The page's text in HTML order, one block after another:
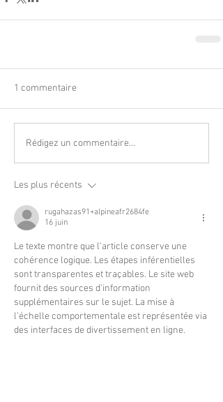
1 commentaire
Rédigez un commentaire...
Les plus récents
rugahazas91+alpineafr2684fe
16 juin
Le texte montre que l'article conserve une
cohérence logique. Les étapes inférentielles
sont transparentes et traçables. Le site web
fournit des sources d'information
supplémentaires sur le sujet. La mise à
l'échelle comportementale est représentée via
des interfaces de divertissement en ligne.